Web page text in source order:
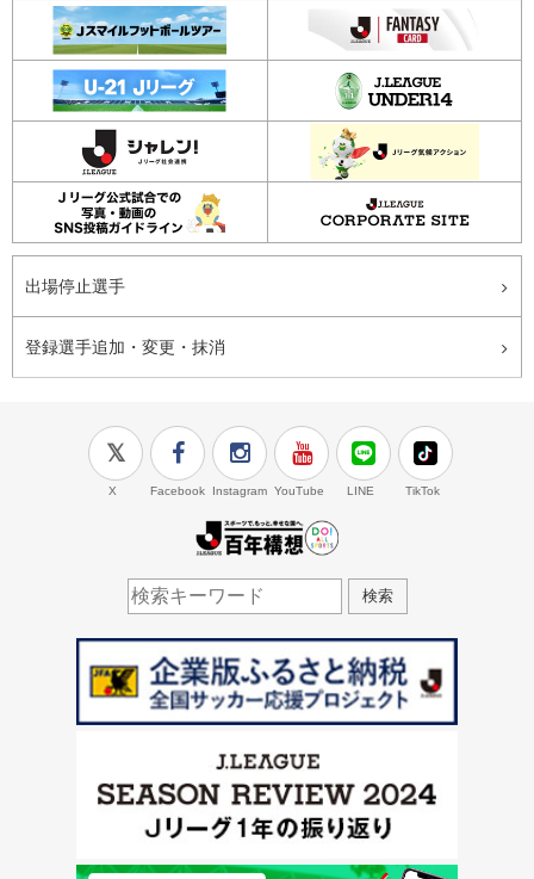
出場停止選手
登録選手追加・変更・抹消
X Facebook Instagram YouTube LINE TikTok
検索